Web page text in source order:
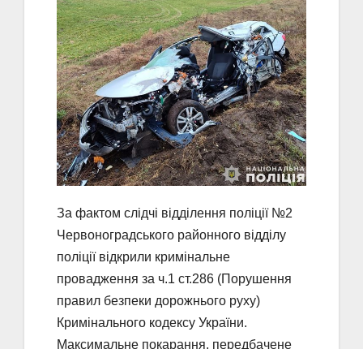
За фактом слідчі відділення поліції №2
Червоноградського районного відділу
поліції відкрили кримінальне
провадження за ч.1 ст.286 (Порушення
правил безпеки дорожнього руху)
Кримінального кодексу України.
Максимальне покарання, передбачене